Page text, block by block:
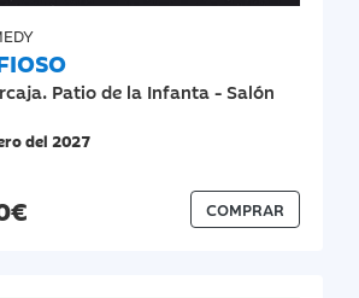
Patio de la Infanta - Salón
del 2027
COMPRAR